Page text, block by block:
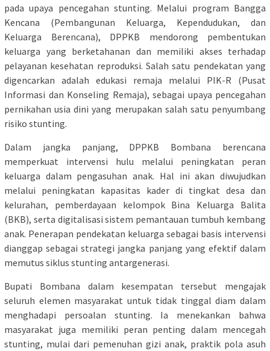
pada upaya pencegahan stunting. Melalui program Bangga
Kencana (Pembangunan Keluarga, Kependudukan, dan
Keluarga Berencana), DPPKB mendorong pembentukan
keluarga yang berketahanan dan memiliki akses terhadap
pelayanan kesehatan reproduksi. Salah satu pendekatan yang
digencarkan adalah edukasi remaja melalui PIK-R (Pusat
Informasi dan Konseling Remaja), sebagai upaya pencegahan
pernikahan usia dini yang merupakan salah satu penyumbang
risiko stunting.
Dalam jangka panjang, DPPKB Bombana berencana
memperkuat intervensi hulu melalui peningkatan peran
keluarga dalam pengasuhan anak. Hal ini akan diwujudkan
melalui peningkatan kapasitas kader di tingkat desa dan
kelurahan, pemberdayaan kelompok Bina Keluarga Balita
(BKB), serta digitalisasi sistem pemantauan tumbuh kembang
anak. Penerapan pendekatan keluarga sebagai basis intervensi
dianggap sebagai strategi jangka panjang yang efektif dalam
memutus siklus stunting antargenerasi.
Bupati Bombana dalam kesempatan tersebut mengajak
seluruh elemen masyarakat untuk tidak tinggal diam dalam
menghadapi persoalan stunting. Ia menekankan bahwa
masyarakat juga memiliki peran penting dalam mencegah
stunting, mulai dari pemenuhan gizi anak, praktik pola asuh